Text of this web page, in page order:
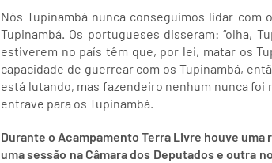
Nós Tupinambá nunca conseguimos lidar
Tupinambá. Os portugueses disseram: “olha,
estiverem no país têm que, por lei, matar os
capacidade de guerrear com os Tupinambá,
está lutando, mas fazendeiro nenhum nunca foi
entrave para os Tupinambá.
Durante o Acampamento Terra Livre houve uma
uma sessão na Câmara dos Deputados e outra